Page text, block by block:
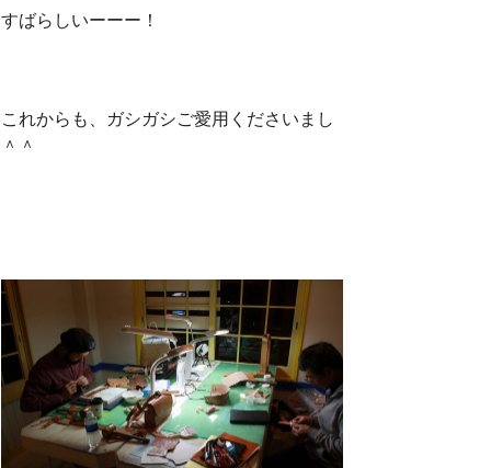
すばらしいーーー！
これからも、ガシガシご愛用くださいまし
＾＾